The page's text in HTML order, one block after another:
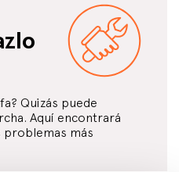
Quizás puede
Aquí encontrará
problemas más